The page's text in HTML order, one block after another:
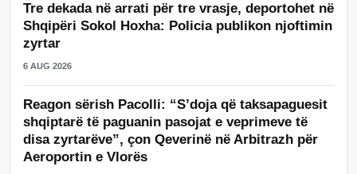
Tre dekada në arrati për tre vrasje, deportohet në
Shqipëri Sokol Hoxha: Policia publikon njoftimin
zyrtar
6 AUG 2026
Reagon sërish Pacolli: “S’doja që taksapaguesit
shqiptarë të paguanin pasojat e veprimeve të
disa zyrtarëve”, çon Qeverinë në Arbitrazh për
Aeroportin e Vlorës